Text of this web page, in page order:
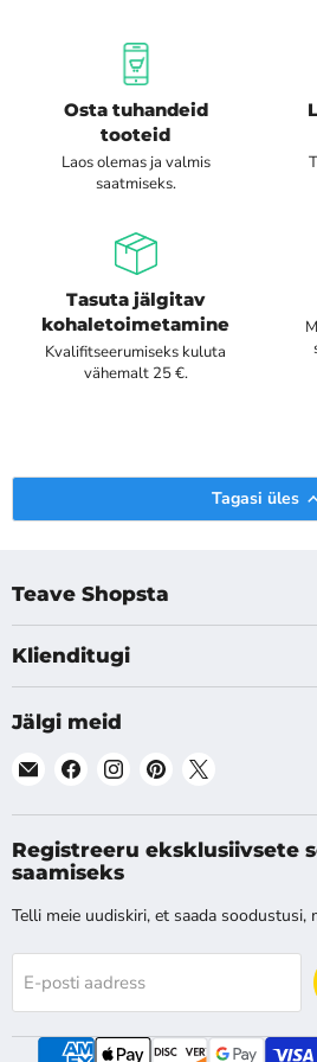
Osta tuhandeid
tooteid
Laos olemas ja valmis
saatmiseks.
Tasuta jälgitav
kohaletoimetamine
Kvalifitseerumiseks kuluta
vähemalt 25 €.
Tagasi üles
Teave Shopsta
Klienditugi
Jälgi meid
Leia
E-
post
Leia
Facebook
Leia
Instagram
Leia
Pinterest
X
Registreeru eksklusiivsete
saamiseks
Telli meie uudiskiri, et saada soodustusi,
E-posti aadress